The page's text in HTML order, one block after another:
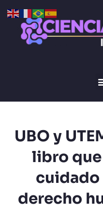
UBO y
libro
cuidado
derecho